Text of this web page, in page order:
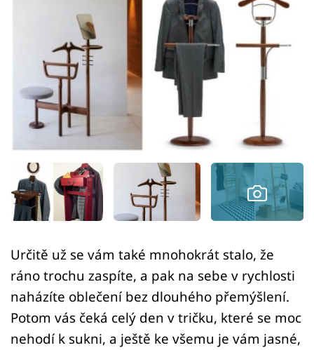
Sledujte prima+
Přihlášení
Sledujte nás
Určitě už se vám také mnohokrát stalo, že
ráno trochu zaspíte, a pak na sebe v rychlosti
naházíte oblečení bez dlouhého přemýšlení.
Potom vás čeká celý den v tričku, které se moc
nehodí k sukni, a ještě ke všemu je vám jasné,